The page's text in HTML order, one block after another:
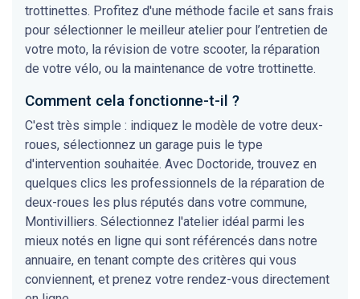
trottinettes. Profitez d'une méthode facile et sans frais
pour sélectionner le meilleur atelier pour l’entretien de
votre moto, la révision de votre scooter, la réparation
de votre vélo, ou la maintenance de votre trottinette.
Comment cela fonctionne-t-il ?
C'est très simple : indiquez le modèle de votre deux-
roues, sélectionnez un garage puis le type
d'intervention souhaitée. Avec Doctoride, trouvez en
quelques clics les professionnels de la réparation de
deux-roues les plus réputés dans votre commune,
Montivilliers. Sélectionnez l'atelier idéal parmi les
mieux notés en ligne qui sont référencés dans notre
annuaire, en tenant compte des critères qui vous
conviennent, et prenez votre rendez-vous directement